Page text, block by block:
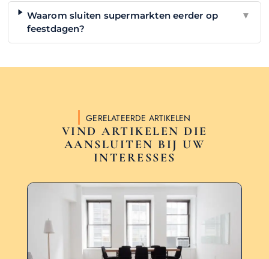
Waarom sluiten supermarkten eerder op
feestdagen?
▼
GERELATEERDE ARTIKELEN
VIND ARTIKELEN DIE
AANSLUITEN BIJ UW
INTERESSES